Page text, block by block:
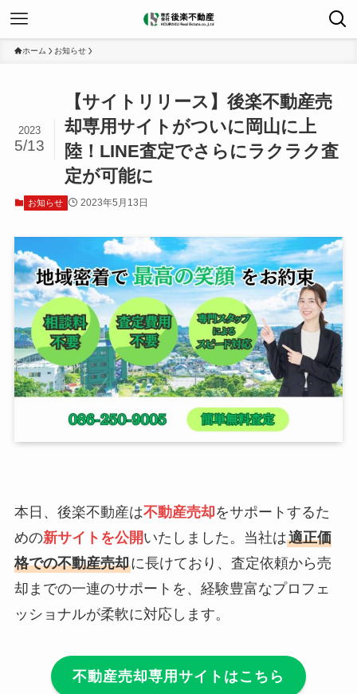
ホーム お知らせ
【サイトリリース】後楽不動産売
却専用サイトがついに岡山に上
陸！LINE査定でさらにラクラク査
定が可能に
2023
5/13
お知らせ 2023年5月13日
本日、後楽不動産は不動産売却をサポートするた
めの新サイトを公開いたしました。当社は適正価
格での不動産売却に長けており、査定依頼から売
却までの一連のサポートを、経験豊富なプロフェ
ッショナルが柔軟に対応します。
不動産売却専用サイトはこちら